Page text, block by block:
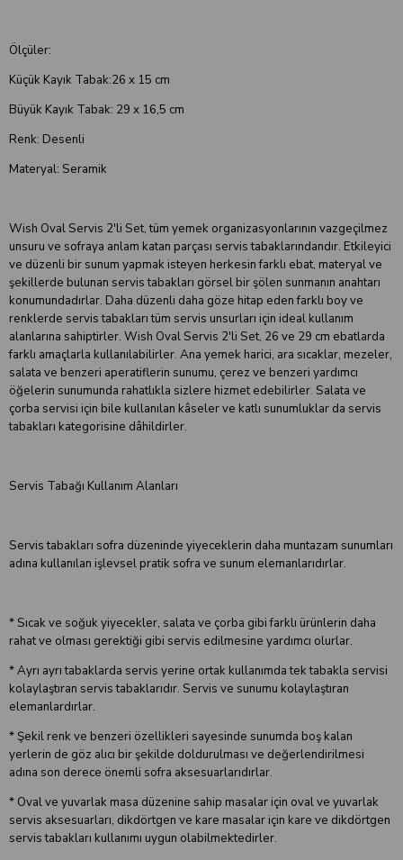
Ölçüler:
Küçük Kayık Tabak:26 x 15 cm
Büyük Kayık Tabak: 29 x 16,5 cm
Renk: Desenli
Materyal: Seramik
Wish Oval Servis 2'li Set, tüm yemek organizasyonlarının vazgeçilmez
unsuru ve sofraya anlam katan parçası servis tabaklarındandır. Etkileyici
ve düzenli bir sunum yapmak isteyen herkesin farklı ebat, materyal ve
şekillerde bulunan servis tabakları görsel bir şölen sunmanın anahtarı
konumundadırlar. Daha düzenli daha göze hitap eden farklı boy ve
renklerde servis tabakları tüm servis unsurları için ideal kullanım
alanlarına sahiptirler. Wish Oval Servis 2'li Set, 26 ve 29 cm ebatlarda
farklı amaçlarla kullanılabilirler. Ana yemek harici, ara sıcaklar, mezeler,
salata ve benzeri aperatiflerin sunumu, çerez ve benzeri yardımcı
öğelerin sunumunda rahatlıkla sizlere hizmet edebilirler. Salata ve
çorba servisi için bile kullanılan kâseler ve katlı sunumluklar da servis
tabakları kategorisine dâhildirler.
Servis Tabağı Kullanım Alanları
Servis tabakları sofra düzeninde yiyeceklerin daha muntazam sunumları
adına kullanılan işlevsel pratik sofra ve sunum elemanlarıdırlar.
* Sıcak ve soğuk yiyecekler, salata ve çorba gibi farklı ürünlerin daha
rahat ve olması gerektiği gibi servis edilmesine yardımcı olurlar.
* Ayrı ayrı tabaklarda servis yerine ortak kullanımda tek tabakla servisi
kolaylaştıran servis tabaklarıdır. Servis ve sunumu kolaylaştıran
elemanlardırlar.
* Şekil renk ve benzeri özellikleri sayesinde sunumda boş kalan
yerlerin de göz alıcı bir şekilde doldurulması ve değerlendirilmesi
adına son derece önemli sofra aksesuarlarıdırlar.
* Oval ve yuvarlak masa düzenine sahip masalar için oval ve yuvarlak
servis aksesuarları, dikdörtgen ve kare masalar için kare ve dikdörtgen
servis tabakları kullanımı uygun olabilmektedirler.